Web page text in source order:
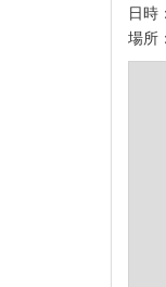
日時
場所